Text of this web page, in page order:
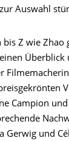
Auswahl
Z wie Zhao
einen Überblick
Campion
Gerwig und